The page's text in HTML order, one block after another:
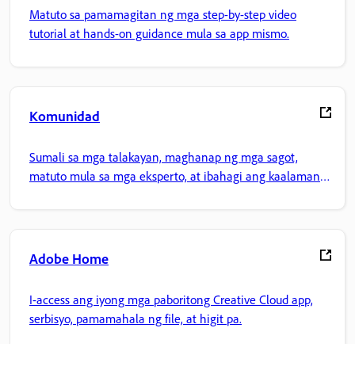
Matuto sa pamamagitan ng mga step-by-step video
tutorial at hands-on guidance mula sa app mismo.
Komunidad
Sumali sa mga talakayan, maghanap ng mga sagot,
matuto mula sa mga eksperto, at ibahagi ang kaalaman
Adobe Home
I-access ang iyong mga paboritong Creative Cloud app,
serbisyo, pamamahala ng file, at higit pa.